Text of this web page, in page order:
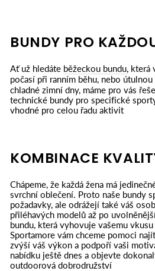
BUNDY PRO
Ať už hledáte běžeckou bundu, která
počasí při ranním běhu, nebo útulnou
chladné zimní dny, máme pro vás
technické bundy pro specifické
vhodné pro celou řadu aktivit
KOMBINACE
Chápeme, že každá žena má
svrchní oblečení. Proto naše bundy
požadavky, ale odrážejí také váš
přiléhavých modelů až po
bundu, která vyhovuje vašemu
Sportamore vám chceme pomoci
zvýší váš výkon a podpoří vaši
nabídku ještě dnes a objevte
outdoorová dobrodružství